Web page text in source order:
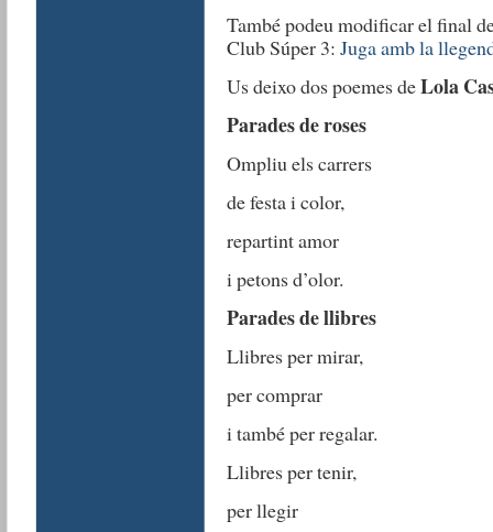
També podeu modificar el final
Club Súper 3: Juga amb la
Us deixo dos poemes deLola
Parades de roses
Ompliu els carrers
de festa i color,
repartint amor
i petons d’olor.
Parades de llibres
Llibres per mirar,
per comprar
i també per regalar.
Llibres per tenir,
per llegir